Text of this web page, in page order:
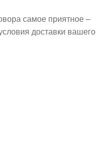
самое приятное –
доставки вашего